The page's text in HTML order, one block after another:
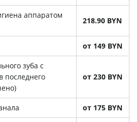
аппаратом
218.90 BYN
от 149 BYN
зуба с
последнего
от 230 BYN
от 175 BYN